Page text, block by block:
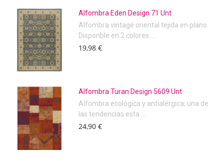
Alfombra Eden Design 71 Unt
Alfombra vintage oriental tejida en plano.
Disponble en 2 colores ...
19,98 €
Alfombra Turan Design 5609 Unt
Alfombra ecológica y antialérgica, una de
las tendencias esta ...
24,90 €